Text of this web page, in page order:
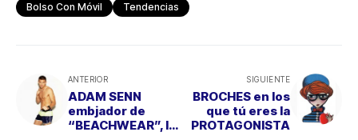
Bolso Con Móvil Tendencias
ANTERIOR
ADAM SENN
embjador de
“BEACHWEAR”, lo
SIGUIENTE
BROCHES en los
que tú eres la
PROTAGONISTA